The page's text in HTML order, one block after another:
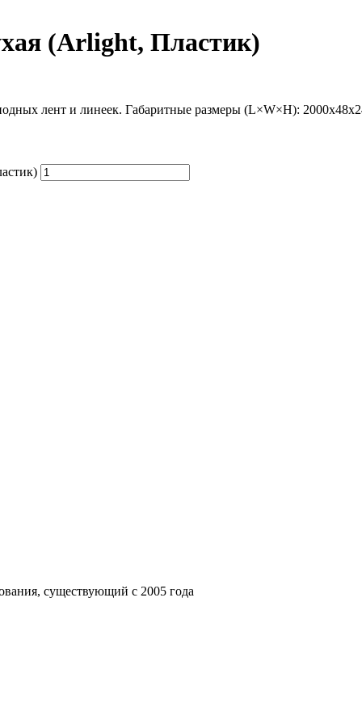
(Arlight, Пластик)
лент и линеек. Габаритные размеры (L×W×H):
существующий с 2005 года